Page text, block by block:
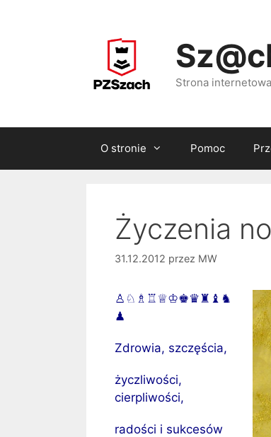
Strona
O stronie Pomoc
Życzenia
31.12.2012 przez MW
♙♘♗♖♕♔♚♛♜♝♞
♟
Zdrowia, szczęścia,
życzliwości,
cierpliwości,
radości i sukcesów